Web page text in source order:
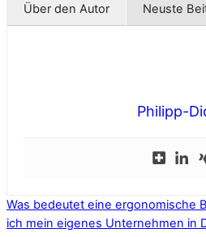
Über den Autor Neuste
Philipp-
Was bedeutet eine ergonomische
ich mein eigenes Unternehmen in